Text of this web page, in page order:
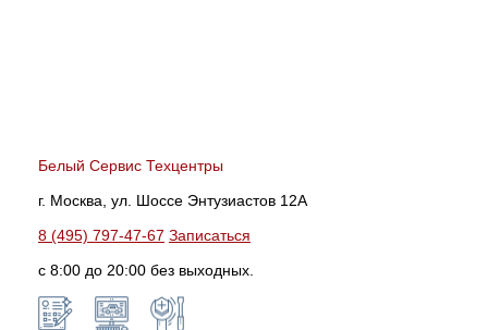
Белый Сервис Техцентры
г. Москва, ул. Шоссе Энтузиастов 12А
8 (495) 797-47-67 Записаться
с 8:00 до 20:00 без выходных.